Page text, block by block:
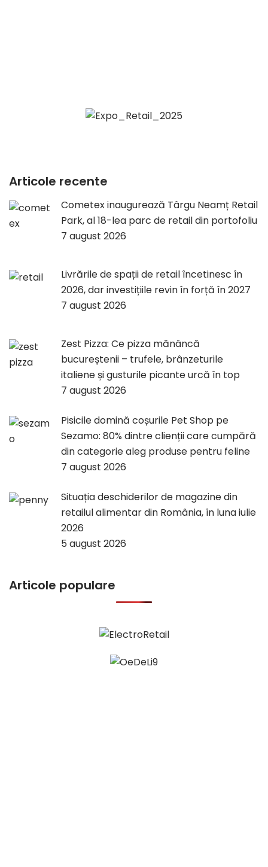
Articole recente
Cometex inaugurează Târgu Neamț Retail
Park, al 18-lea parc de retail din portofoliu
7 august 2026
Livrările de spații de retail încetinesc în
2026, dar investițiile revin în forță în 2027
7 august 2026
Zest Pizza: Ce pizza mănâncă
bucureștenii – trufele, brânzeturile
italiene și gusturile picante urcă în top
7 august 2026
Pisicile domină coșurile Pet Shop pe
Sezamo: 80% dintre clienții care cumpără
din categorie aleg produse pentru feline
7 august 2026
Situația deschiderilor de magazine din
retailul alimentar din România, în luna iulie
2026
5 august 2026
Articole populare